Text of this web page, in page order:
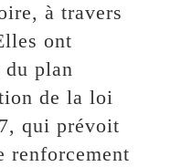
à travers
ont
du plan
de la loi
qui prévoit
renforcement